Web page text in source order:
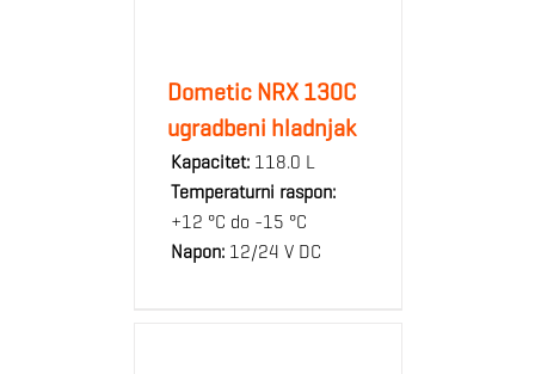
Dometic NRX 130C
ugradbeni hladnjak
Kapacitet:118.0 L
Temperaturni raspon:
+12 °C do -15 °C
Napon:12/24 V DC